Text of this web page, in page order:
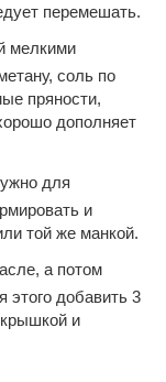
перемешать.
мелкими
соль по
пряности,
дополняет
для
и
той же манкой.
а потом
этого добавить 3
и